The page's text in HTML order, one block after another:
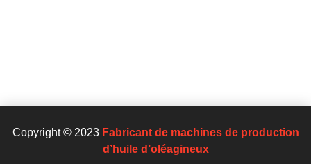
Copyright © 2023 Fabricant de machines de production
d’huile d’oléagineux